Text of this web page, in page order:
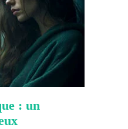
: un